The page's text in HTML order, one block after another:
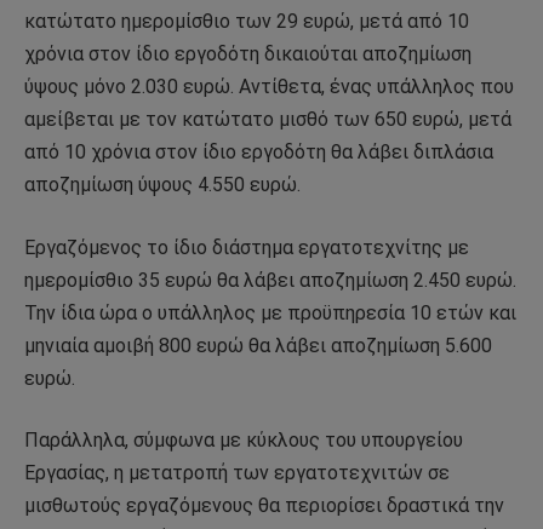
κατώτατο ημερομίσθιο των 29 ευρώ, μετά από 10
χρόνια στον ίδιο εργοδότη δικαιούται αποζημίωση
ύψους μόνο 2.030 ευρώ. Αντίθετα, ένας υπάλληλος που
αμείβεται με τον κατώτατο μισθό των 650 ευρώ, μετά
από 10 χρόνια στον ίδιο εργοδότη θα λάβει διπλάσια
αποζημίωση ύψους 4.550 ευρώ.
Εργαζόμενος το ίδιο διάστημα εργατοτεχνίτης με
ημερομίσθιο 35 ευρώ θα λάβει αποζημίωση 2.450 ευρώ.
Την ίδια ώρα ο υπάλληλος με προϋπηρεσία 10 ετών και
μηνιαία αμοιβή 800 ευρώ θα λάβει αποζημίωση 5.600
ευρώ.
Παράλληλα, σύμφωνα με κύκλους του υπουργείου
Εργασίας, η μετατροπή των εργατοτεχνιτών σε
μισθωτούς εργαζόμενους θα περιορίσει δραστικά την